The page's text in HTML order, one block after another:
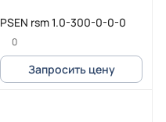
PSEN rsm 1.0-300-0-0-0
0
Запросить цену